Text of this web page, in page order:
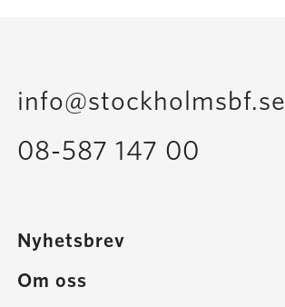
info@stockholmsbf.se
08-587 147 00
Nyhetsbrev
Om oss